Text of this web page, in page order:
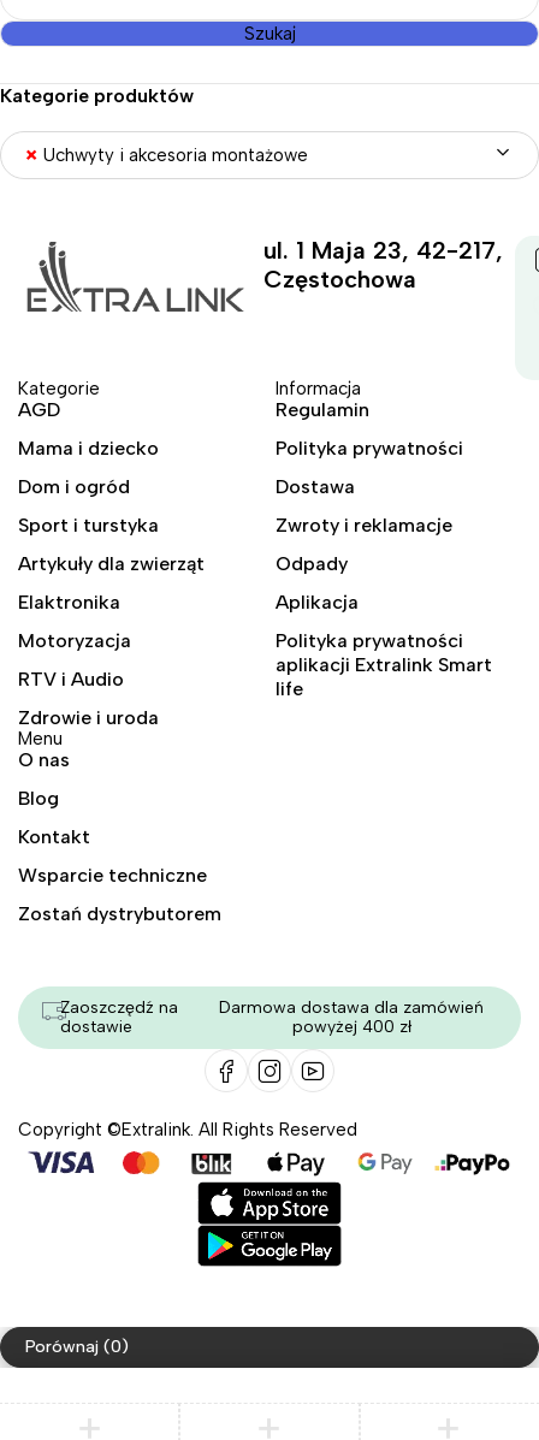
Szukaj
Kategorie produktów
× Uchwyty i akcesoria montażowe
ul. 1 Maja 23, 42-217,
Częstochowa
Kategorie
AGD
Mama i dziecko
Dom i ogród
Sport i turstyka
Artykuły dla zwierząt
Elaktronika
Motoryzacja
RTV i Audio
Zdrowie i uroda
Informacja
Regulamin
Polityka prywatności
Dostawa
Zwroty i reklamacje
Odpady
Aplikacja
Polityka prywatności
aplikacji Extralink Smart
life
Menu
O nas
Blog
Kontakt
Wsparcie techniczne
Zostań dystrybutorem
Zaoszczędź na
dostawie
Darmowa dostawa dla zamówień
powyżej 400 zł
Copyright ©Extralink. All Rights Reserved
Porównaj (0)